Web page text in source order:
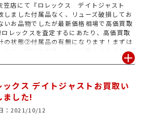
笠店にて『ロレックス デイトジャスト
しました付属品なく、リューズ破損してお
いお品物でしたが最新価格相場で高価買取
レックスを査定するにあたり、高価買取
の状態②付属品の有無になります！まずは
ます。時計を使用している際に出来てしま
ませんが、落としたりぶつけたりしてでき
いお品物や、リューズが壊れてしまって
擦れてしまっているお品物などもマイナス
付属品の有無についてです。ロレックス
ティエなどその他ハイブランド品も同様
ックス デイトジャストお買取い
ました!
： 2021/10/12